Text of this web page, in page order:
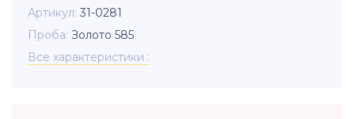
Артикул 31-0281
Проба Золото 585
Все характеристики